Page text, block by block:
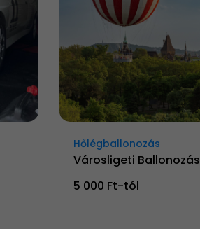
Hőlégballonozás
Városligeti Ballonozás
5 000 Ft-tól